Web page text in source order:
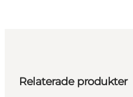
Relaterade produkter